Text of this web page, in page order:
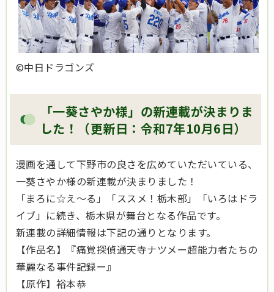
©中日ドラゴンズ
「一葵さやか様」の新連載が決まりま
した！（更新日：令和7年10月6日）
漫画を通して下野市の良さを広めていただいている、
一葵さやか様の新連載が決まりました！
「まろに☆え～る」「ススメ！栃木部」「いろはドラ
イブ」に続き、栃木県が舞台となる作品です。
新連載の詳細情報は下記の通りとなります。
【作品名】『痛覚探偵通天寺ナツメー超能力者たちの
華麗なる事件記録ー』
【原作】裕本恭